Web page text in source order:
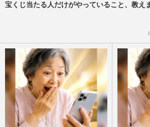
宝くじ当たる人だけがやっていること、教え